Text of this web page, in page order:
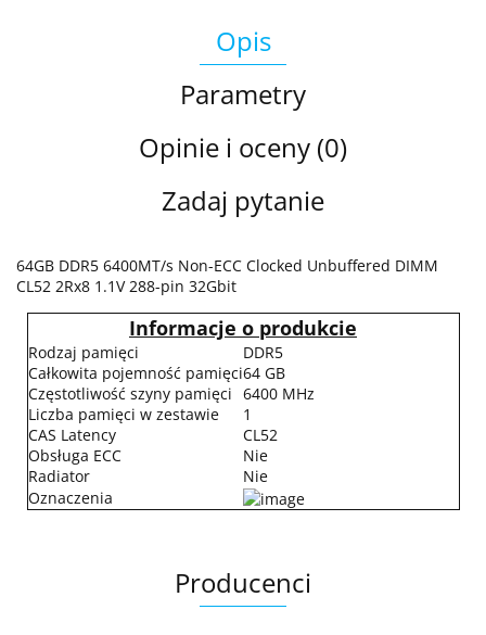
Opis
Parametry
Opinie i oceny (0)
Zadaj pytanie
64GB DDR5 6400MT/s Non-ECC Clocked Unbuffered DIMM
CL52 2Rx8 1.1V 288-pin 32Gbit
Informacje o produkcie
Rodzaj pamięci
DDR5
Całkowita pojemność pamięci64 GB
Częstotliwość szyny pamięci 6400 MHz
Liczba pamięci w zestawie
1
CAS Latency
CL52
Obsługa ECC
Nie
Radiator
Nie
Oznaczenia
Producenci